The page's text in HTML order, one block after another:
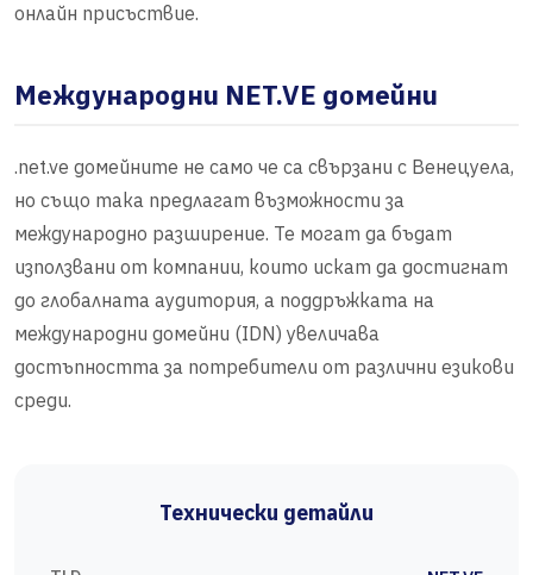
онлайн присъствие.
Международни NET.VE домейни
.net.ve домейните не само че са свързани с Венецуела,
но също така предлагат възможности за
международно разширение. Те могат да бъдат
използвани от компании, които искат да достигнат
до глобалната аудитория, а поддръжката на
международни домейни (IDN) увеличава
достъпността за потребители от различни езикови
среди.
Технически детайли